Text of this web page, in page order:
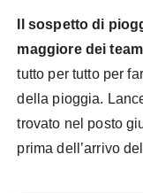
Il sospetto di
maggiore dei
tutto per tutto per
della pioggia.
trovato nel posto
prima dell’arrivo